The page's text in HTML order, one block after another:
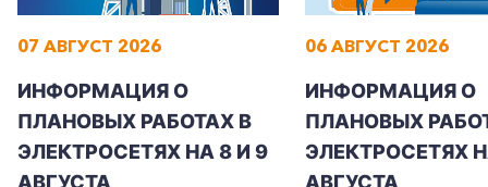
07 АВГУСТ 2026
ИНФОРМАЦИЯ О
ПЛАНОВЫХ РАБОТАХ В
ЭЛЕКТРОСЕТЯХ НА 8 И 9
АВГУСТА
06 АВГУСТ 2026
ИНФОРМАЦИЯ О
ПЛАНОВЫХ
ЭЛЕКТРОСЕТЯХ
АВГУСТА